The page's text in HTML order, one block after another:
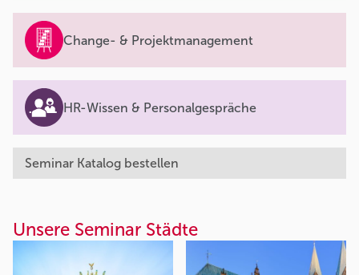
Change- & Projektmanagement
HR-Wissen & Personalgespräche
Seminar Katalog bestellen
Unsere Seminar Städte